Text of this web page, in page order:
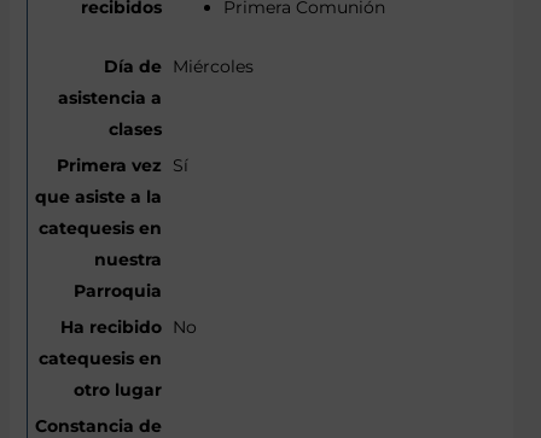
Primera Comunión
Miércoles
Sí
No